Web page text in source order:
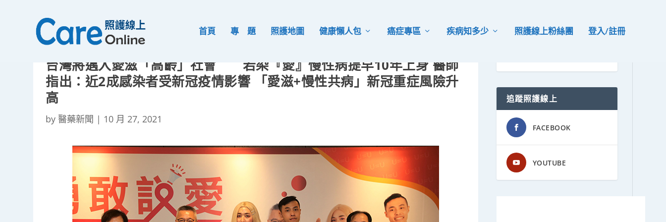
首頁 專 題 照護地圖 健康懶人包 癌症專區 疾病知多少 照護線上粉絲團 登入/註冊
台灣將邁入愛滋「高齡」社會 若染『愛』慢性病提早10年上身 醫師
指出：近2成感染者受新冠疫情影響 「愛滋+慢性共病」新冠重症風險升
高
by 醫藥新聞 | 10 月 27, 2021
追蹤照護線上
FACEBOOK
YOUTUBE